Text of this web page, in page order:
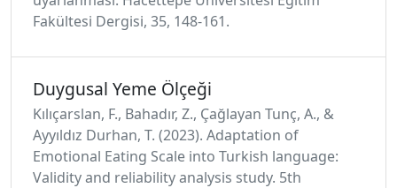
Fakültesi Dergisi, 35, 148-161.
Duygusal Yeme Ölçeği
Kılıçarslan, F., Bahadır, Z., Çağlayan Tunç, A., &
Ayyıldız Durhan, T. (2023). Adaptation of
Emotional Eating Scale into Turkish language:
Validity and reliability analysis study. 5th